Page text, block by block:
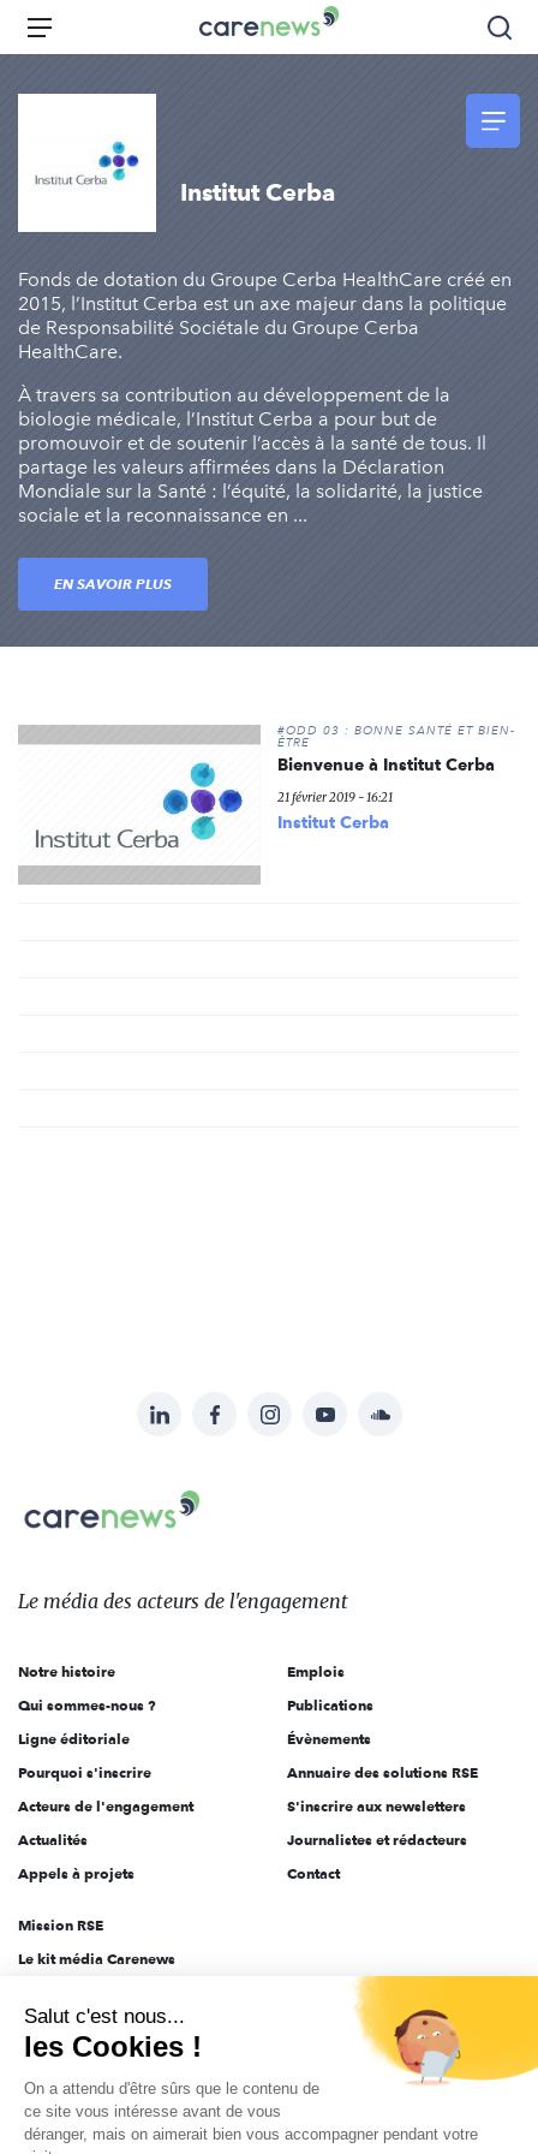
Aller
principal
Carenews,
Le
l'engagement
Menu
Institut Cerba
Fonds de dotation du Groupe Cerba HealthCare créé en
2015, l’Institut Cerba est un axe majeur dans la politique
de Responsabilité Sociétale du Groupe Cerba
HealthCare.
À travers sa contribution au développement de la
biologie médicale, l’Institut Cerba a pour but de
promouvoir et de soutenir l’accès à la santé de tous. Il
partage les valeurs affirmées dans la Déclaration
Mondiale sur la Santé : l’équité, la solidarité, la justice
sociale et la reconnaissance en ...
EN SAVOIR PLUS
#ODD 03 : BONNE SANTÉ ET BIEN-
ÊTRE
Bienvenue à Institut Cerba
21 février 2019 - 16:21
Institut Cerba
sur:
LinkedInFacebookInstagramYouTubeSoundcloud
Carenews,
Le
des
l'engagement
Le média des acteurs de l'engagement
Notre histoire
Qui sommes-nous ?
Ligne éditoriale
Pourquoi s'inscrire
Acteurs de l'engagement
Actualités
Appels à projets
Emplois
Publications
Évènements
Annuaire des solutions RSE
S'inscrire aux newsletters
Journalistes et rédacteurs
Contact
Mission RSE
Le kit média Carenews
AEF info
Novethic
PRODURABLE
Inclusiv Day
Salut c'est nous...
les Cookies !
On a attendu d'être sûrs que le contenu de
ce site vous intéresse avant de vous
déranger, mais on aimerait bien vous accompagner pendant votre